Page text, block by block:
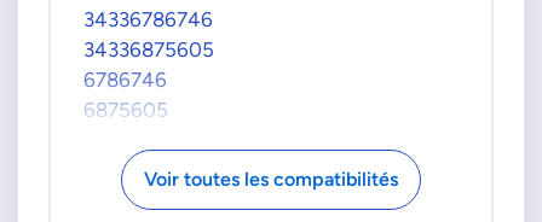
34336786746
34336875605
6786746
6875605
Voir toutes les compatibilités